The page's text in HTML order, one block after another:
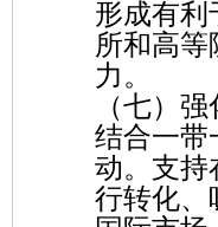
形成有利
所和高
力。
（七）
结合一带
动。支持
行转化、